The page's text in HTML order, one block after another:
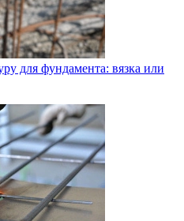
для фундамента: вязка или